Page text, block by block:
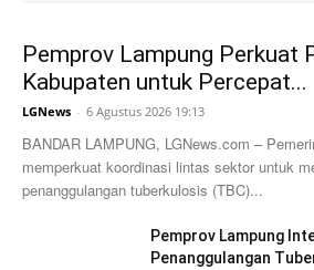
Pemprov Lampung Perkuat
Kabupaten untuk Percepat...
LGNews - 6 Agustus 2026 19:13
BANDAR LAMPUNG, LGNews.com –
memperkuat koordinasi lintas sektor untuk
penanggulangan tuberkulosis (TBC)...
Pemprov Lampung
Penanggulangan